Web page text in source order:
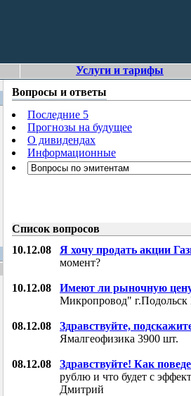
Услуги и тарифы
Вопросы и ответы
Последние 5
Прогнозы на будущее
О дивидендах
Информационные
Список вопросов
10.12.08 Я хочу продать акции
момент?
10.12.08
Имеют ли рыночную
Микропровод"
08.12.08
Здравствуйте,
Ямалгеофизика 3900 шт.
08.12.08
Здравствуйте! Как
рублю и что будет с
Дмитрий